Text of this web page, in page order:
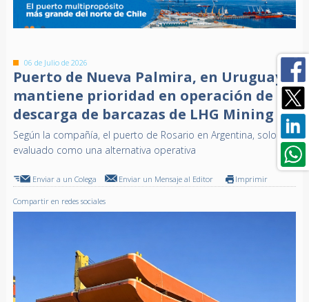
06 de Julio de 2026
Puerto de Nueva Palmira, en Uruguay,
mantiene prioridad en operación de
descarga de barcazas de LHG Mining
Según la compañía, el puerto de Rosario en Argentina, solo es
evaluado como una alternativa operativa
Enviar a un Colega Enviar un Mensaje al Editor Imprimir
Compartir en redes sociales